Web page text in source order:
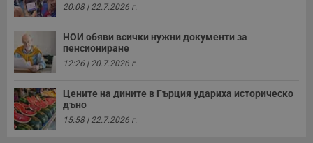
20:08 | 22.7.2026 г.
НОИ обяви всички нужни документи за
пенсиониране
12:26 | 20.7.2026 г.
Цените на дините в Гърция удариха историческо
дъно
15:58 | 22.7.2026 г.